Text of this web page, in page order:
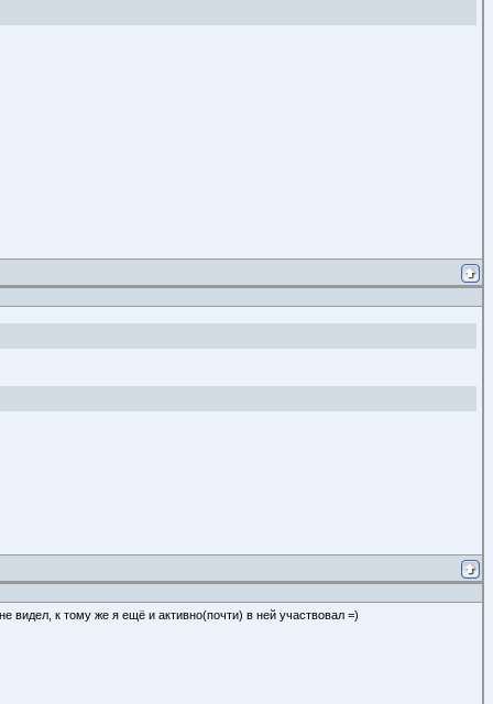
видел, к тому же я ещё и активно(почти) в ней участвовал =)